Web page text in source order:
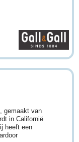
gemaakt van
in Californië
heeft een